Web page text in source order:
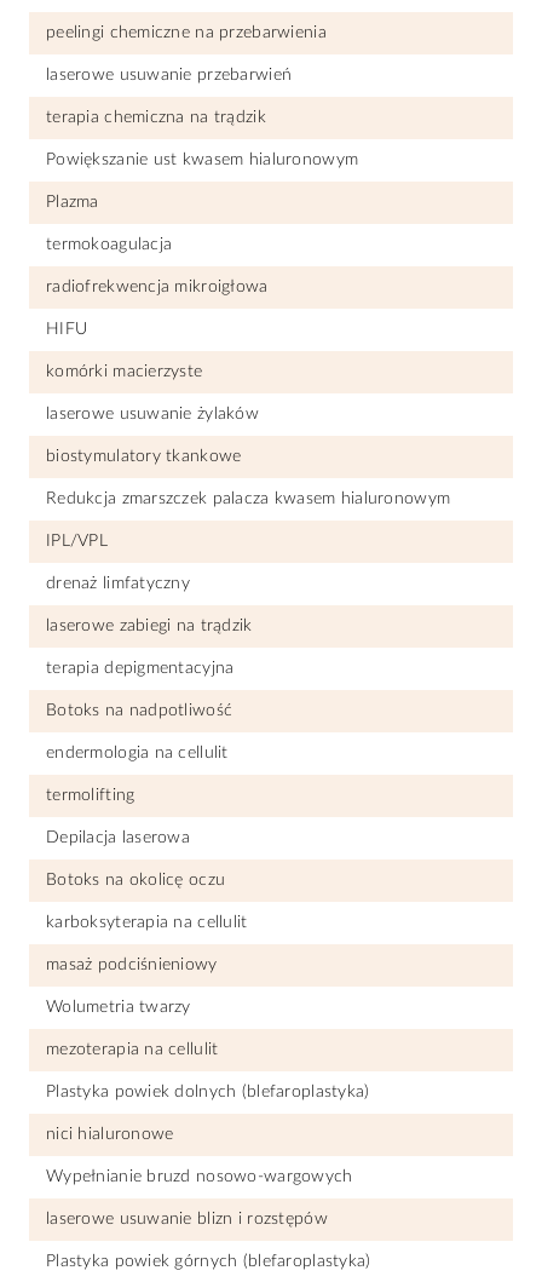
peelingi chemiczne na przebarwienia
laserowe usuwanie przebarwień
terapia chemiczna na trądzik
Powiększanie ust kwasem hialuronowym
Plazma
termokoagulacja
radiofrekwencja mikroigłowa
HIFU
komórki macierzyste
laserowe usuwanie żylaków
biostymulatory tkankowe
Redukcja zmarszczek palacza kwasem hialuronowym
IPL/VPL
drenaż limfatyczny
laserowe zabiegi na trądzik
terapia depigmentacyjna
Botoks na nadpotliwość
endermologia na cellulit
termolifting
Depilacja laserowa
Botoks na okolicę oczu
karboksyterapia na cellulit
masaż podciśnieniowy
Wolumetria twarzy
mezoterapia na cellulit
Plastyka powiek dolnych (blefaroplastyka)
nici hialuronowe
Wypełnianie bruzd nosowo-wargowych
laserowe usuwanie blizn i rozstępów
Plastyka powiek górnych (blefaroplastyka)